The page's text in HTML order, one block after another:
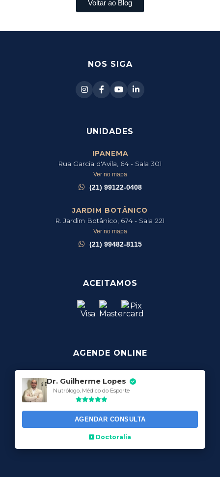
Voltar ao Blog
[siteseo_breadcrumbs]
NOS SIGA
UNIDADES
IPANEMA
Rua Garcia d'Avila, 64 - Sala 301
Ver no mapa
(21) 99122-0408
JARDIM BOTÂNICO
R. Jardim Botânico, 674 - Sala 221
Ver no mapa
(21) 99482-8115
ACEITAMOS
AGENDE ONLINE
Dr. Guilherme Lopes
Nutrólogo, Médico do Esporte
AGENDAR CONSULTA
Doctoralia